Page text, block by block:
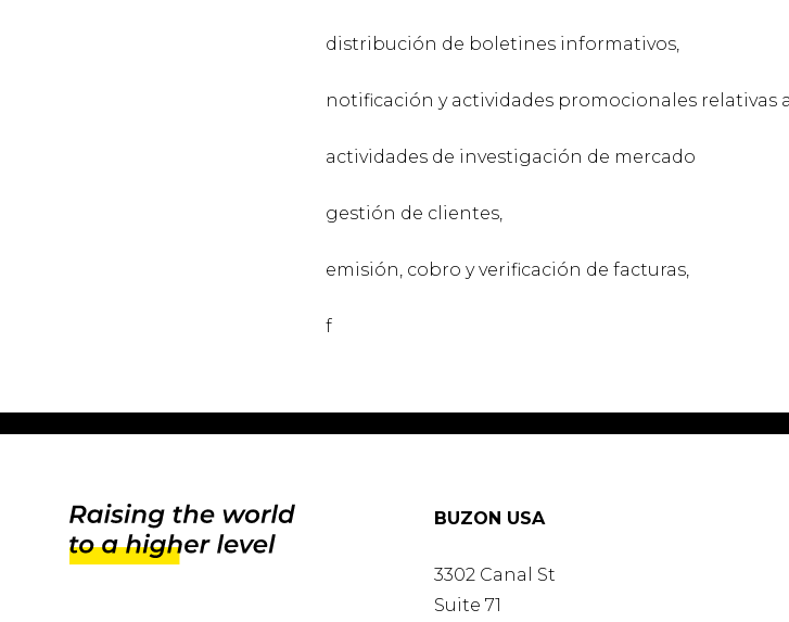
distribución de boletines informativos,
notificación y actividades promocionales relativas a
actividades de investigación de mercado
gestión de clientes,
emisión, cobro y verificación de facturas,
f
BUZON USA
3302 Canal St
Suite 71